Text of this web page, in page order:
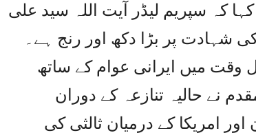
کہ سپریم لیڈر آیت اللہ سید علی
شہادت پر بڑا دکھ اور رنج ہے۔
وقت میں ایرانی عوام کے ساتھ
نے حالیہ تنازعہ کے دوران
امریکا کے درمیان ثالثی کی